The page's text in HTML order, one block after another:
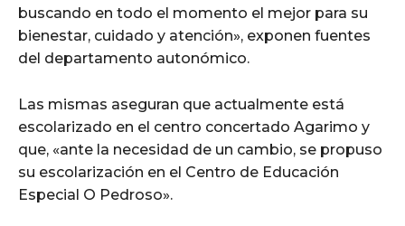
buscando en todo el momento el mejor para su
bienestar, cuidado y atención», exponen fuentes
del departamento autonómico.
Las mismas aseguran que actualmente está
escolarizado en el centro concertado Agarimo y
que, «ante la necesidad de un cambio, se propuso
su escolarización en el Centro de Educación
Especial O Pedroso».